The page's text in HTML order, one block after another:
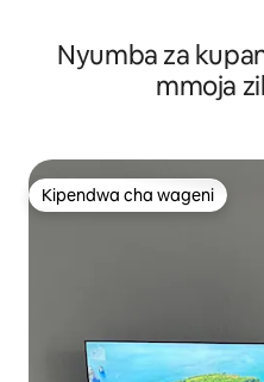
Nyumba za
mmoja
Kipendwa cha wageni
Kipendwa cha wageni